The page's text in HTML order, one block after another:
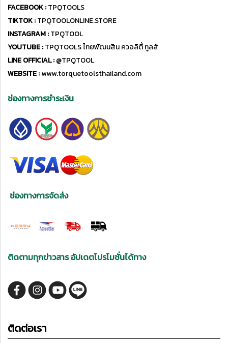
FACEBOOK :TPQTOOLS
TIKTOK :TPQTOOLONLINE.STORE
INSTAGRAM :TPQTOOL
YOUTUBE :TPQTOOLS ไทยพัฒนสิน ควอลิตี้ ทูลส์
LINE OFFICIAL :@TPQTOOL
WEBSITE :www.torquetoolsthailand.com
ช่องทางการชำระเงิน
ช่องทางการจัดส่ง
ติดตามทุกข่าวสาร อัปเดตโปรโมชั่นได้ทาง
ติดต่อเรา